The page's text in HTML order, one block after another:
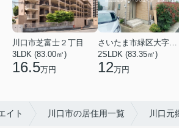
川口市芝富士２丁目
3LDK (83.00㎡)
16.5万円
さいたま市緑区大字三室
2SLDK (83.35㎡)
12万円
イト 川口市の居住用一覧 川口元